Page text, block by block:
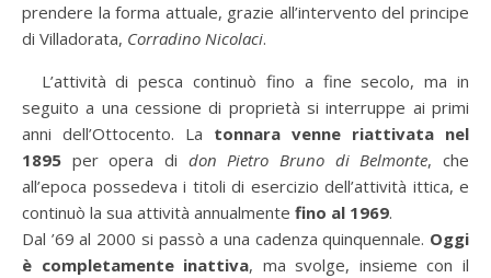
prendere la forma attuale, grazie all’intervento del principe
di Villadorata, Corradino Nicolaci.
L’attività di pesca continuò fino a fine secolo, ma in
seguito a una cessione di proprietà si interruppe ai primi
anni dell’Ottocento. La tonnara venne riattivata nel
1895 per opera di don Pietro Bruno di Belmonte, che
all’epoca possedeva i titoli di esercizio dell’attività ittica, e
continuò la sua attività annualmente fino al 1969.
Dal ’69 al 2000 si passò a una cadenza quinquennale. Oggi
è completamente inattiva, ma svolge, insieme con il